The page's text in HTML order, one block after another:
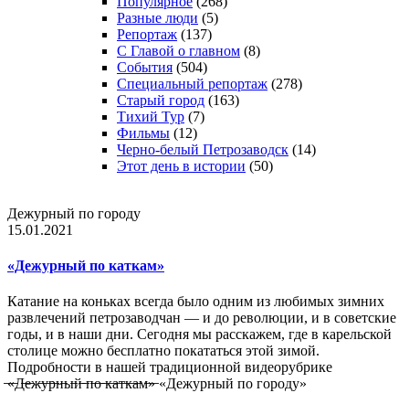
Разные люди (5)
Репортаж (137)
С Главой о главном (8)
События (504)
Специальный репортаж (278)
Старый город (163)
Тихий Тур (7)
Фильмы (12)
Черно-белый Петрозаводск (14)
Этот день в истории (50)
Дежурный по городу
15.01.2021
«Дежурный по каткам»
Катание на коньках всегда было одним из любимых зимних
развлечений петрозаводчан — и до революции, и в советские
годы, и в наши дни. Сегодня мы расскажем, где в карельской
столице можно бесплатно покататься этой зимой.
Подробности в нашей традиционной видеорубрике
̶«̶Д̶е̶ж̶у̶р̶н̶ы̶й̶ ̶п̶о̶ ̶к̶а̶т̶к̶а̶м̶»̶ «Дежурный по городу»